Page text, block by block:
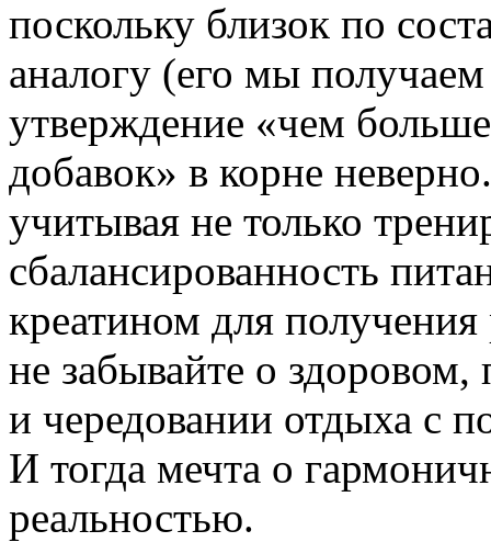
поскольку близок по
аналогу (его мы
утверждение «чем
добавок» в корне
учитывая не только
сбалансированность
креатином для
не забывайте о
и чередовании отдыха с
И тогда мечта о
реальностью.